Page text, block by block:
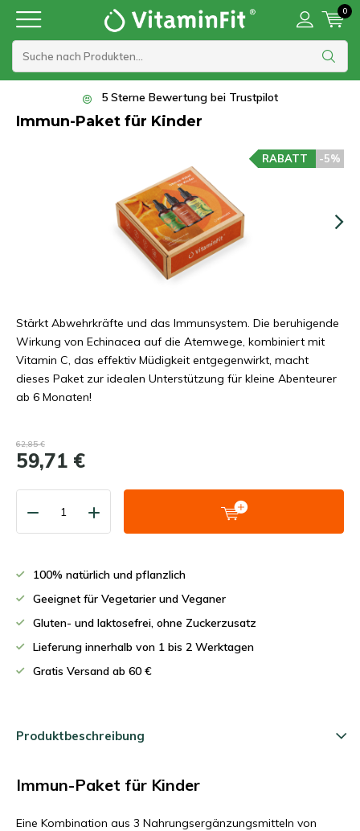
0
100% pflanzliche Nahrungsergänzungsmittel
Immun-Paket für Kinder
-5%
RABATT
Stärkt Abwehrkräfte und das Immunsystem. Die beruhigende
Wirkung von Echinacea auf die Atemwege, kombiniert mit
Vitamin C, das effektiv Müdigkeit entgegenwirkt, macht
dieses Paket zur idealen Unterstützung für kleine Abenteurer
ab 6 Monaten!
62,85 €
59,71 €
100% natürlich und pflanzlich
Geeignet für Vegetarier und Veganer
Gluten- und laktosefrei, ohne Zuckerzusatz
Lieferung innerhalb von 1 bis 2 Werktagen
Gratis Versand ab 60 €
Produktbeschreibung
Immun-Paket für Kinder
Eine Kombination aus 3 Nahrungsergänzungsmitteln von